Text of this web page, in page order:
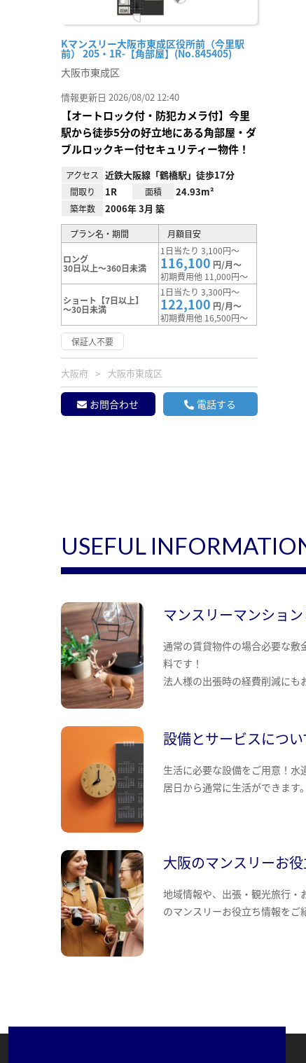
Kマンスリー大阪市東成区役所前（今里駅
前） 205・1R-【角部屋】(No.845405)
大阪市東成区
情報更新日 2026/08/02 12:40
【オートロック付・防犯カメラ付】今里
駅から徒歩5分の好立地にある角部屋・ダ
ブルロックキー付セキュリティー物件！
アクセス 近鉄大阪線「鶴橋駅」徒歩17分
間取り 1R 面積 24.93m²
築年数 2006年 3月 築
プラン名・期間 月額目安
ロング
30日以上～360日未満
1日当たり 3,100円～
116,100 円/月～
初期費用他 11,000円～
ショート【7日以上】
～30日未満
1日当たり 3,300円～
122,100 円/月～
初期費用他 16,500円～
保証人不要
大阪府 大阪市東成区
お問合わせ 電話する
USEFUL
マンスリーマンション
通常の賃貸物件の場合必要な敷
料です！
法人様の出張時の経費削減にも
設備とサービスについ
生活に必要な設備をご用意！水
居日から通常に生活ができます。
大阪のマンスリーお
地域情報や、出張・観光旅行・
のマンスリーお役立ち情報をご